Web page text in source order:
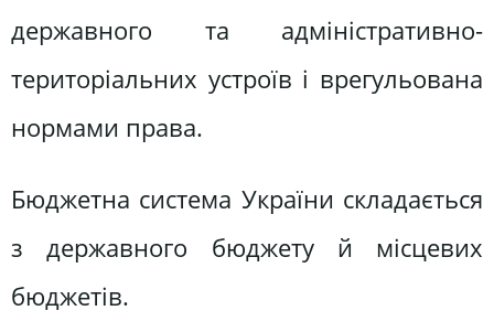
державного та адміністративно-
територіальних устроїв і врегульована
нормами права.
Бюджетна система України складається
з державного бюджету й місцевих
бюджетів.